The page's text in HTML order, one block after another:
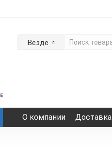
Везде
О компании Доставка